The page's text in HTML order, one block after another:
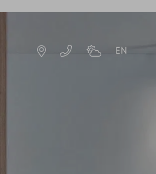
EN